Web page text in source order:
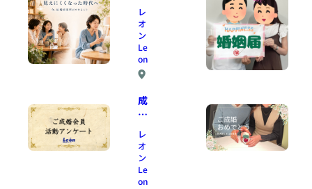
愛
が
見
え
に
く
な
っ
た
時
代
に
レ
オ
ン
Le
on
R
学
都
市
線
成
婚
会
員
よ
り
活
レ
オ
ン
Le
on